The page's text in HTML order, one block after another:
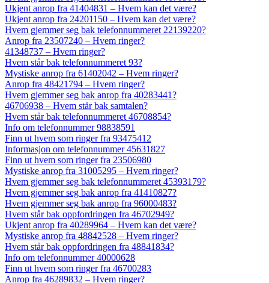
Ukjent anrop fra 41404831 – Hvem kan det være?
Ukjent anrop fra 24201150 – Hvem kan det være?
Hvem gjemmer seg bak telefonnummeret 22139220?
Anrop fra 23507240 – Hvem ringer?
41348737 – Hvem ringer?
Hvem står bak telefonnummeret 93?
Mystiske anrop fra 61402042 – Hvem ringer?
Anrop fra 48421794 – Hvem ringer?
Hvem gjemmer seg bak anrop fra 40283441?
46706938 – Hvem står bak samtalen?
Hvem står bak telefonnummeret 46708854?
Info om telefonnummer 98838591
Finn ut hvem som ringer fra 93475412
Informasjon om telefonnummer 45631827
Finn ut hvem som ringer fra 23506980
Mystiske anrop fra 31005295 – Hvem ringer?
Hvem gjemmer seg bak telefonnummeret 45393179?
Hvem gjemmer seg bak anrop fra 41410827?
Hvem gjemmer seg bak anrop fra 96000483?
Hvem står bak oppfordringen fra 46702949?
Ukjent anrop fra 40289964 – Hvem kan det være?
Mystiske anrop fra 48842528 – Hvem ringer?
Hvem står bak oppfordringen fra 48841834?
Info om telefonnummer 40000628
Finn ut hvem som ringer fra 46700283
Anrop fra 46289832 – Hvem ringer?